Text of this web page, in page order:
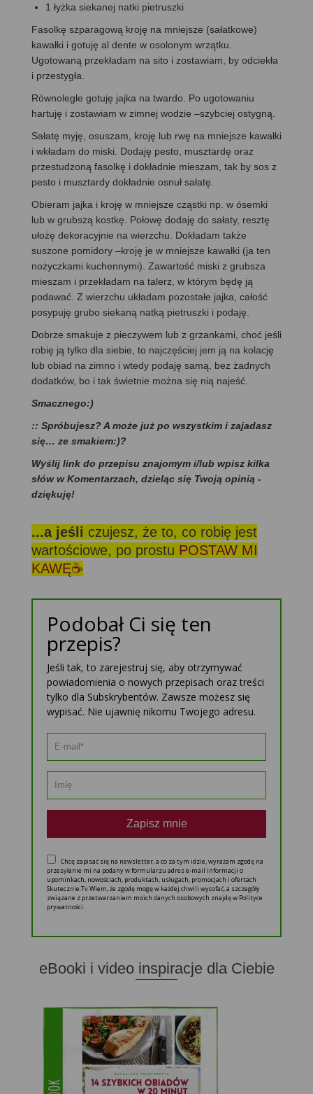
1 łyżka siekanej natki pietruszki
Fasolkę szparagową kroję na mniejsze (sałatkowe)
kawałki i gotuję al dente w osolonym wrzątku.
Ugotowaną przekładam na sito i zostawiam, by odciekła
i przestygła.
Równolegle gotuję jajka na twardo. Po ugotowaniu
hartuję i zostawiam w zimnej wodzie –szybciej ostygną.
Sałatę myję, osuszam, kroję lub rwę na mniejsze kawałki
i wkładam do miski. Dodaję pesto, musztardę oraz
przestudzoną fasolkę i dokładnie mieszam, tak by sos z
pesto i musztardy dokładnie osnuł sałatę.
Obieram jajka i kroję w mniejsze cząstki np. w ósemki
lub w grubszą kostkę. Połowę dodaję do sałaty, resztę
ułożę dekoracyjnie na wierzchu. Dokładam także
suszone pomidory –kroję je w mniejsze kawałki (ja ten
nożyczkami kuchennymi). Zawartość miski z grubsza
mieszam i przekładam na talerz, w którym będę ją
podawać. Z wierzchu układam pozostałe jajka, całość
posypuję grubo siekaną natką pietruszki i podaję.
Dobrze smakuje z pieczywem lub z grzankami, choć jeśli
robię ją tylko dla siebie, to najczęściej jem ją na kolację
lub obiad na zimno i wtedy podaję samą, bez żadnych
dodatków, bo i tak świetnie można się nią najeść.
Smacznego:)
:: Spróbujesz? A może już po wszystkim i zajadasz
się… ze smakiem:)?
Wyślij link do przepisu znajomym i/lub wpisz kilka
słów w Komentarzach, dzieląc się Twoją opinią -
dziękuję!
...a jeśli czujesz, że to, co robię jest
wartościowe, po prostu POSTAW MI
KAWĘ☕
Podobał Ci się ten
przepis?
Jeśli tak, to zarejestruj się, aby otrzymywać
powiadomienia o nowych przepisach oraz treści
tylko dla Subskrybentów. Zawsze możesz się
wypisać. Nie ujawnię nikomu Twojego adresu.
Zapisz mnie
Chcę zapisać się na newsletter, a co za tym idzie, wyrażam zgodę na
przesyłanie mi na podany w formularzu adres e-mail informacji o
upominkach, nowościach, produktach, usługach, promocjach i ofertach
Skutecznie.Tv Wiem, że zgodę mogę w każdej chwili wycofać, a szczegóły
związane z przetwarzaniem moich danych osobowych znajdę w Polityce
prywatności.
eBooki i video inspiracje dla Ciebie